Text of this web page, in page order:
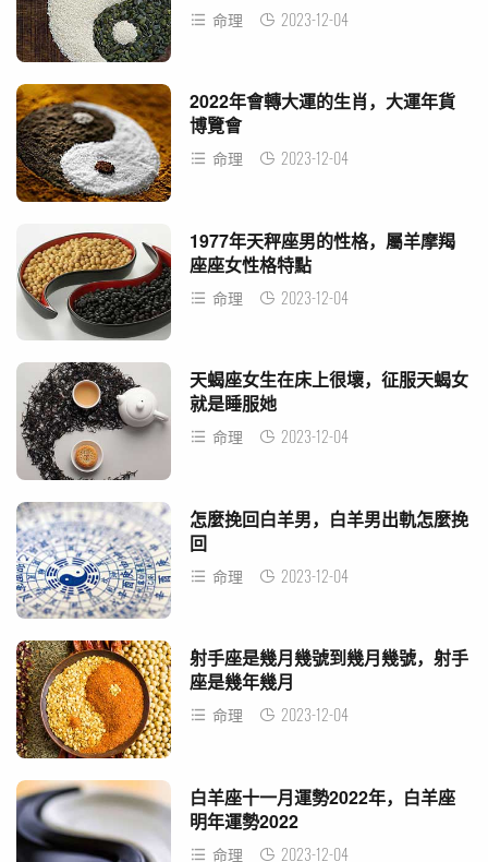
命理 2023-12-04
2022年會轉大運的生肖，大運年貨
博覽會
命理 2023-12-04
1977年天秤座男的性格，屬羊摩羯
座座女性格特點
命理 2023-12-04
天蝎座女生在床上很壞，征服天蝎女
就是睡服她
命理 2023-12-04
怎麼挽回白羊男，白羊男出軌怎麼挽
回
命理 2023-12-04
射手座是幾月幾號到幾月幾號，射手
座是幾年幾月
命理 2023-12-04
白羊座十一月運勢2022年，白羊座
明年運勢2022
命理 2023-12-04